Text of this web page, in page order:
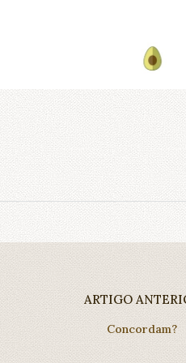
ARTIGO
Concordam?